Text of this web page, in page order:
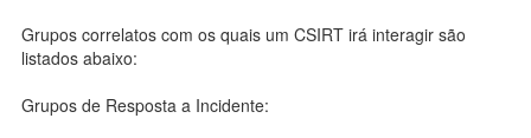
Grupos correlatos com os quais um CSIRT irá interagir são
listados abaixo:
Grupos de Resposta a Incidente: